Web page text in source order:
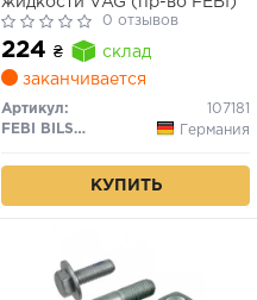
0 отзывов
224 ₴
склад
заканчивается
Артикул:
107181
FEBI BILSTEIN
Германия
КУПИТЬ